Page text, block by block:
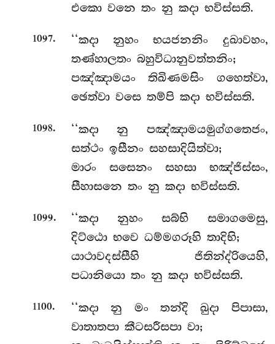
එකො වනෙ තං නු කදා භවිස්සති.
1097.
‘‘කදා නුහං භයජනනිං දුඛාවහං,
තණ්හාලතං බහුවිධානුවත්තනිං;
පඤ්ඤාමයං තිඛිණමසිං ගහෙත්වා,
ඡෙත්වා වසෙ තම්පි කදා භවිස්සති.
1098.
‘‘කදා නු පඤ්ඤාමයමුග්ගතෙජං,
සත්ථං ඉසීනං සහසාදියිත්වා;
මාරං සසෙනං සහසා භඤ්ජිස්සං,
සීහාසනෙ තං නු කදා භවිස්සති.
1099.
‘‘කදා නුහං සබ්භි සමාගමෙසු,
දිට්ඨො භවෙ ධම්මගරූහි තාදිභි;
යාථාවදස්සීහි ජිතින්ද්රියෙහි,
පධානියො තං නු කදා භවිස්සති.
1100.
‘‘කදා නු මං තන්දි ඛුදා පිපාසා,
වාතාතපා කීටසරීසපා වා;